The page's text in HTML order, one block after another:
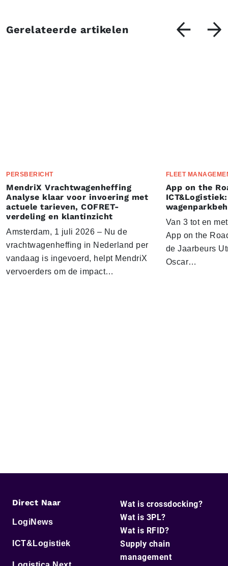
Gerelateerde artikelen
PERSBERICHT
MendriX Vrachtwagenheffing
Analyse klaar voor invoering met
actuele tarieven, COFRET-
verdeling en klantinzicht
Amsterdam, 1 juli 2026 – Nu de
vrachtwagenheffing in Nederland per
vandaag is ingevoerd, helpt MendriX
vervoerders om de impact…
FLEET
App on the
Van 3 tot en
App on the
de Jaarbeurs
Oscar…
Direct Naar
LogiNews
ICT&Logistiek
Wat is crossdocking?
Wat is 3PL?
Wat is RFID?
Supply chain
management